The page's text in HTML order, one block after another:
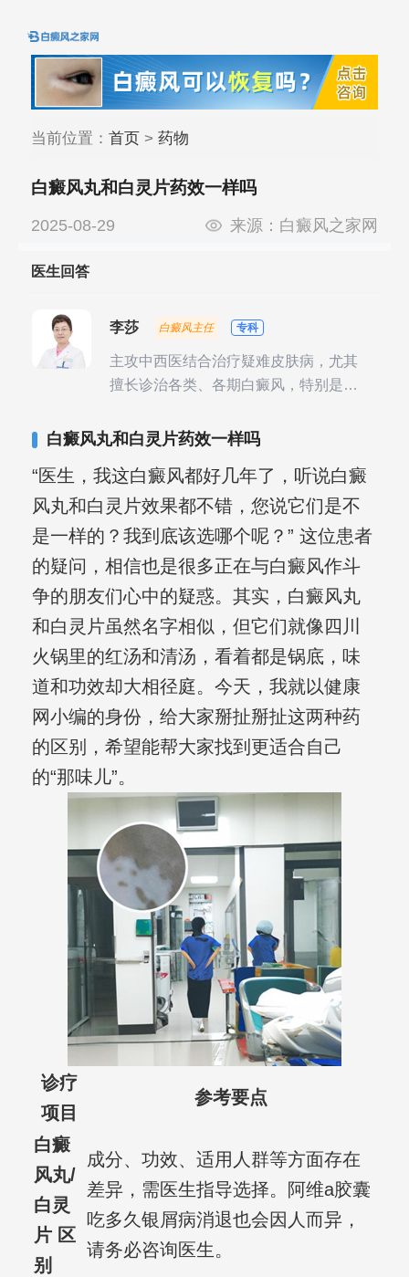
当前位置： 首页> 药物
白癜风丸和白灵片药效一样吗
2025-08-29 来源： 白癜风之家网
医生回答
李莎 白癜风主任 专科
主攻中西医结合治疗疑难皮肤病，尤其
擅长诊治各类、各期白癜风，特别是对
复发期;临床运用中医的辨证施治，理法
白癜风丸和白灵片药效一样吗
“医生，我这白癜风都好几年了，听说白癜
风丸和白灵片效果都不错，您说它们是不
是一样的？我到底该选哪个呢？” 这位患者
的疑问，相信也是很多正在与白癜风作斗
争的朋友们心中的疑惑。其实，白癜风丸
和白灵片虽然名字相似，但它们就像四川
火锅里的红汤和清汤，看着都是锅底，味
道和功效却大相径庭。今天，我就以健康
网小编的身份，给大家掰扯掰扯这两种药
的区别，希望能帮大家找到更适合自己
的“那味儿”。
诊疗
项目
参考要点
白癜
风丸/
白灵
片 区
别
成分、功效、适用人群等方面存在
差异，需医生指导选择。阿维a胶囊
吃多久银屑病消退也会因人而异，
请务必咨询医生。